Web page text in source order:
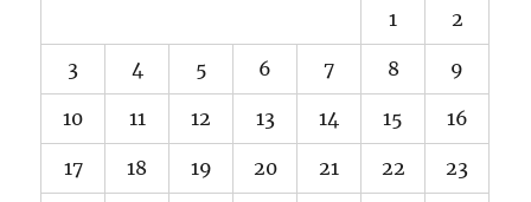
1 2
3 4 5 6 7 8 9
10 11 12 13 14 15 16
17 18 19 20 21 22 23